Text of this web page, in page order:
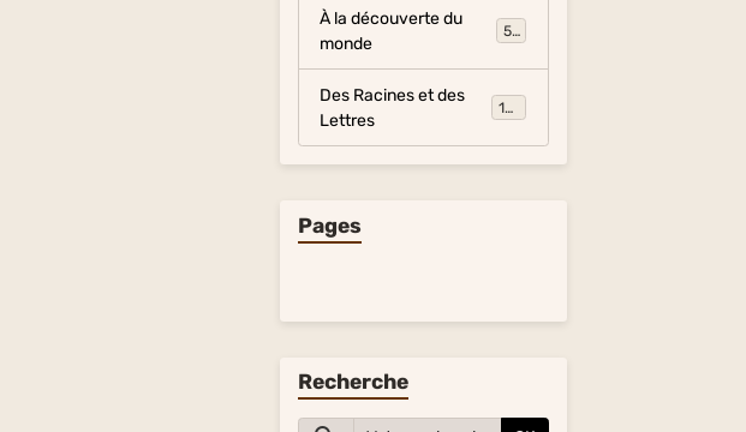
À la découverte du
monde
54
Des Racines et des
Lettres
134
Pages
Recherche